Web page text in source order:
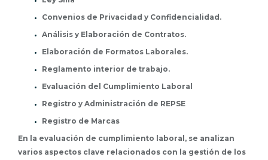
Convenios de Privacidad y Confidencialidad.
Análisis y Elaboración de Contratos.
Elaboración de Formatos Laborales.
Reglamento interior de trabajo.
Evaluación del Cumplimiento Laboral
Registro y Administración de REPSE
Registro de Marcas
En la evaluación de cumplimiento laboral, se analizan
varios aspectos clave relacionados con la gestión de los